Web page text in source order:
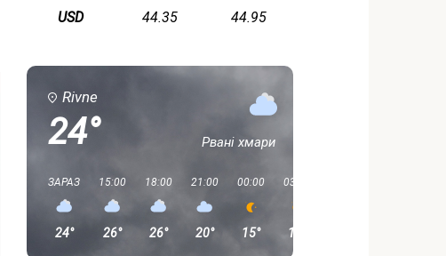
USD
44.35 44.95
Rivne
24° Рвані хмари
ЗАРАЗ
24°
15:00
26°
18:00
26°
21:00
20°
00:00
15°
03:00
13°